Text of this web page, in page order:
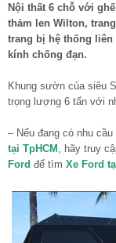
Nội thất 6 chỗ với
thảm len Wilton,
trang bị hệ thống liên
kính chống đạn.
Khung sườn của siêu
trọng lượng 6 tấn với
– Nếu đang có nhu cầu
tại TpHCM , hãy truy
Ford để tìm Xe Ford